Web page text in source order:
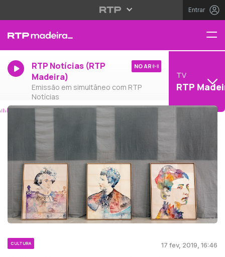
Entrar
RTP Notícias (RTP
Madeira)
Emissão em simultâneo com RTP
Notícias
NO AR
TV
RTP
CULTURA 17 fev, 2019, 16:46